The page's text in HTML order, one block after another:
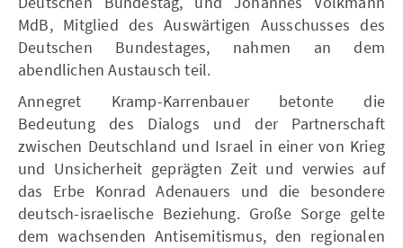
MdB, Mitglied des Auswärtigen Ausschusses des
Deutschen Bundestages, nahmen an dem
abendlichen Austausch teil.
Annegret Kramp-Karrenbauer betonte die
Bedeutung des Dialogs und der Partnerschaft
zwischen Deutschland und Israel in einer von Krieg
und Unsicherheit geprägten Zeit und verwies auf
das Erbe Konrad Adenauers und die besondere
deutsch-israelische Beziehung. Große Sorge gelte
dem wachsenden Antisemitismus, den regionalen